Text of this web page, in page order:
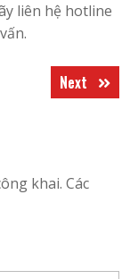
liên hệ hotline
Next Next
post:
khai. Các